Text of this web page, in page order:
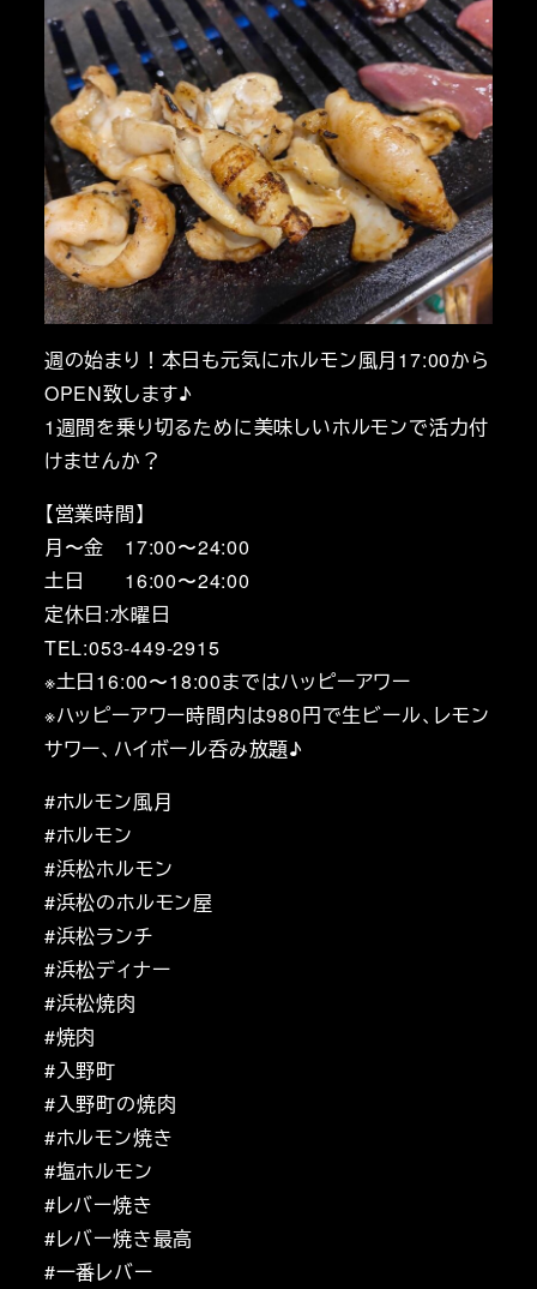
週の始まり！本日も元気にホルモン風月17:00から
OPEN致します♪
1週間を乗り切るために美味しいホルモンで活力付
けませんか？
【営業時間】
月〜金 17:00〜24:00
土日 16:00〜24:00
定休日:水曜日
TEL:053-449-2915
※土日16:00〜18:00まではハッピーアワー
※ハッピーアワー時間内は980円で生ビール、レモン
サワー、ハイボール呑み放題♪
#ホルモン風月
#ホルモン
#浜松ホルモン
#浜松のホルモン屋
#浜松ランチ
#浜松ディナー
#浜松焼肉
#焼肉
#入野町
#入野町の焼肉
#ホルモン焼き
#塩ホルモン
#レバー焼き
#レバー焼き最高
#一番レバー